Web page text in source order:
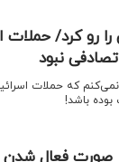
رو کرد/ حملات
نبود
نمی‌کنم که حملات
در صورت